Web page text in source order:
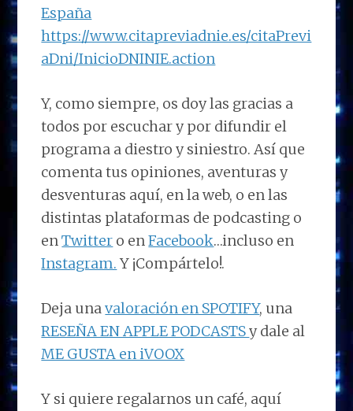
España
https://www.citapreviadnie.es/citaPrevi
aDni/InicioDNINIE.action
Y, como siempre, os doy las gracias a
todos por escuchar y por difundir el
programa a diestro y siniestro. Así que
comenta tus opiniones, aventuras y
desventuras aquí, en la web, o en las
distintas plataformas de podcasting o
enTwitter o enFacebook…incluso en
Instagram. Y ¡Compártelo!.
Deja unavaloración en SPOTIFY, una
RESEÑA EN APPLE PODCASTSy dale al
ME GUSTA en iVOOX
Y si quiere regalarnos un café, aquí